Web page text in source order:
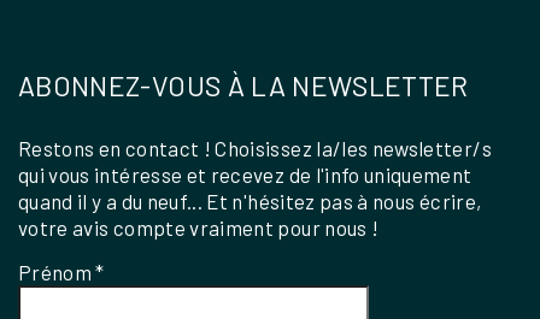
ABONNEZ-VOUS À LA NEWSLETTER
Restons en contact ! Choisissez la/les newsletter/s
qui vous intéresse et recevez de l'info uniquement
quand il y a du neuf... Et n'hésitez pas à nous écrire,
votre avis compte vraiment pour nous !
Prénom*